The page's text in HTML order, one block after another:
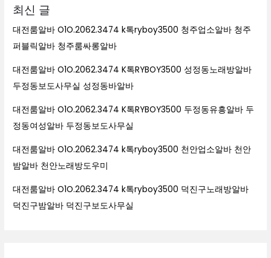
최신 글
대전룸알바 O1O.2062.3474 k톡ryboy3500 청주업소알바 청주
퍼블릭알바 청주룸싸롱알바
대전룸알바 O1O.2062.3474 K톡RYBOY3500 성정동노래방알바
두정동보도사무실 성정동바알바
대전룸알바 O1O.2062.3474 K톡RYBOY3500 두정동유흥알바 두
정동여성알바 두정동보도사무실
대전룸알바 O1O.2062.3474 k톡ryboy3500 천안업소알바 천안
밤알바 천안노래방도우미
대전룸알바 O1O.2062.3474 k톡ryboy3500 덕진구노래방알바
덕진구밤알바 덕진구보도사무실